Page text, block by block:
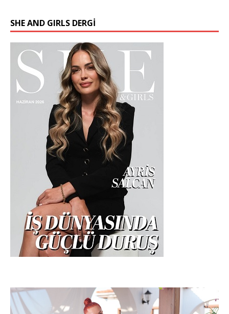
SHE AND GIRLS DERGİ